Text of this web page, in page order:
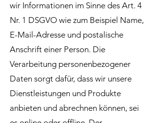
wir Informationen im Sinne des Art. 4
Nr. 1 DSGVO wie zum Beispiel Name,
E-Mail-Adresse und postalische
Anschrift einer Person. Die
Verarbeitung personenbezogener
Daten sorgt dafür, dass wir unsere
Dienstleistungen und Produkte
anbieten und abrechnen können, sei